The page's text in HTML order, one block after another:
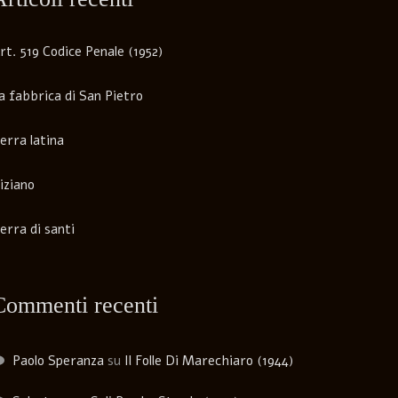
519 Codice Penale (1952)
fabbrica di San Pietro
latina
di santi
recenti
Paolo Speranzasu Il Folle Di Marechiaro (1944)